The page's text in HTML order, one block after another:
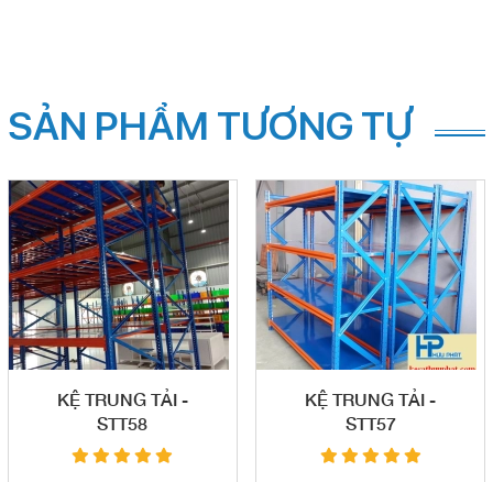
SẢN PHẨM TƯƠNG TỰ
KỆ TRUNG TẢI -
STT58
KỆ TRUNG TẢI -
STT57